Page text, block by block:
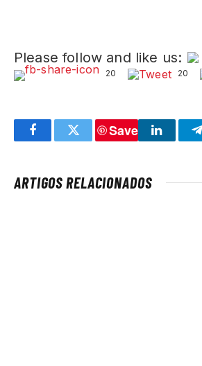
Please follow and like us:
20
20
FacebookTwitter
Save
LinkedIn
ARTIGOS RELACIONADOS